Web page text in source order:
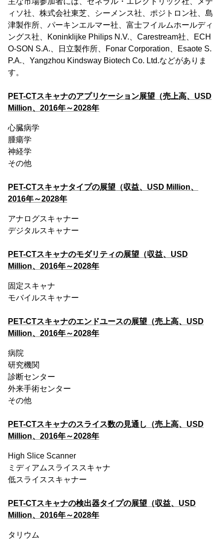
ィソ社、株式会社東芝、シーメンス社、ポジトロン社、島
津製作所、パーキンエルマー社、富士フイルムホールディ
ングス社、Koninklijke Philips N.V.、Carestream社、ECH
O-SON S.A.、日立製作所、Fonar Corporation、Esaote S.
P.A.、Yangzhou Kindsway Biotech Co. Ltd.などがありま
す。
PET-CTスキャナのアプリケーション展望（売上高、USD
Million、2016年～2028年
心臓病学
腫瘍学
神経学
その他
PET-CTスキャナタイプの展望（収益、USD Million、
2016年～2028年
アナログスキャナー
デジタルスキャナー
PET-CTスキャナのモダリティの展望（収益、USD
Million、2016年～2028年
固定スキャナ
モバイルスキャナー
PET-CTスキャナのエンドユースの展望（売上高、USD
Million、2016年～2028年
病院
研究機関
診断センター
外来手術センター
その他
PET-CTスキャナのスライス数の見通し（売上高、USD
Million、2016年～2028年
High Slice Scanner
ミディアムスライススキャナ
低スライススキャナー
PET-CTスキャナの検出器タイプの展望（収益、USD
Million、2016年～2028年
タリウム